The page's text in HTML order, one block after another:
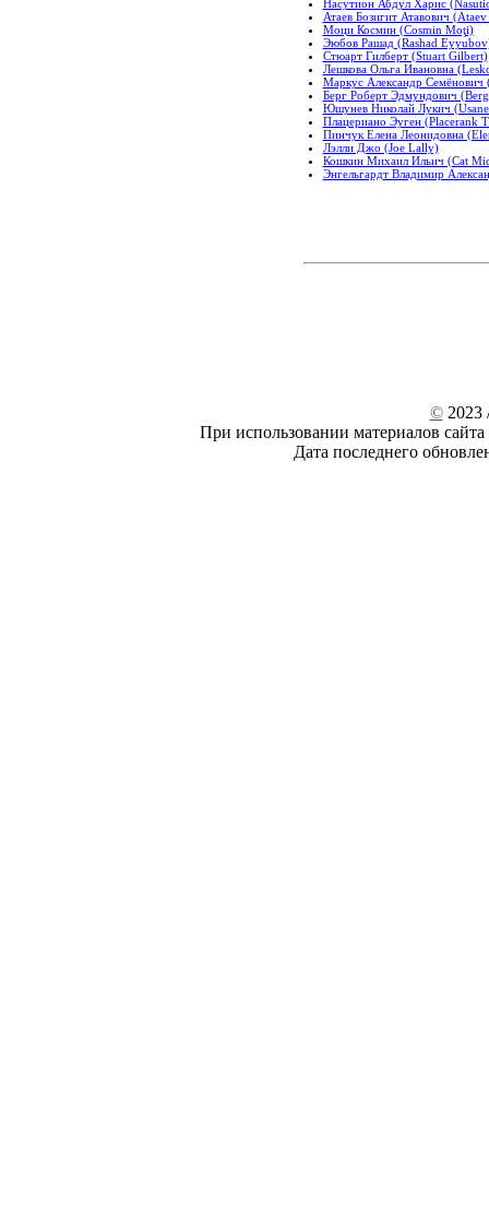
Насутион Абдул Харис
Атаев Бозигит Атавович
Моци Космин (Cosmin Moţi)
Эюбов Рашад (Rashad
Стюарт Гилберт (Stuart Gilbert)
Лешкова Ольга Ивановна
Маркус Александр Семёнович
Берг Роберт Эдмундович
Юшунев Николай Лукич
Плацериано Эуген (Placerank
Пинчук Елена Леонидовна
Лэлли Джо (Joe Lally)
Кошкин Михаил Ильич (Cat
Энгельгардт Владимир
©2023
При использовании материалов
Дата последнего